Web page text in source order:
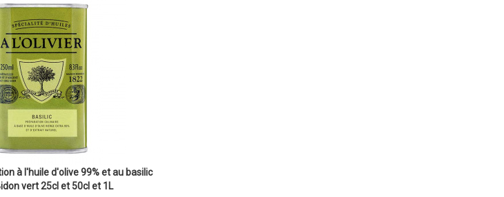
à l'huile d'olive 99% et au basilic
vert 25cl et 50cl et 1L